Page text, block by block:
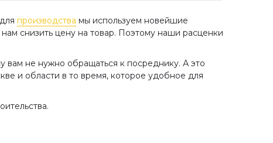
производства мы используем новейшие
снизить цену на товар. Поэтому наши расценки
вам не нужно обращаться к посреднику. А это
и области в то время, которое удобное для